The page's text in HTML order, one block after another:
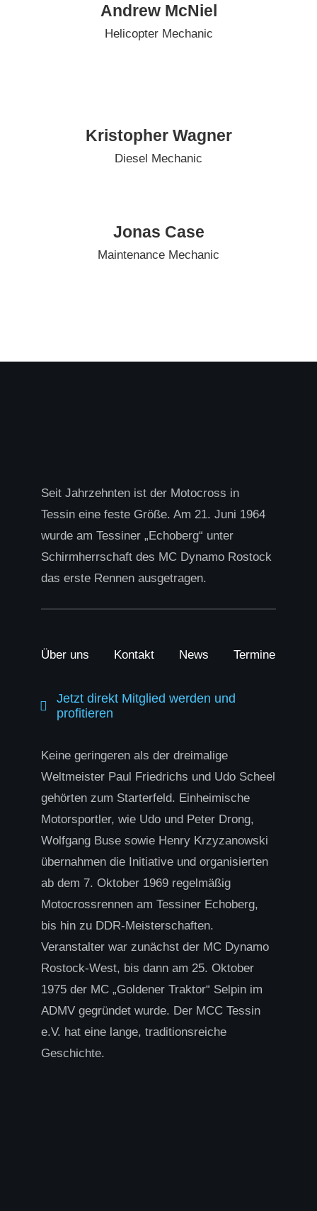
Andrew McNiel
Helicopter Mechanic
Kristopher Wagner
Diesel Mechanic
Jonas Case
Maintenance Mechanic
Seit Jahrzehnten ist der Motocross in
Tessin eine feste Größe. Am 21. Juni 1964
wurde am Tessiner „Echoberg“ unter
Schirmherrschaft des MC Dynamo Rostock
das erste Rennen ausgetragen.
Über uns Kontakt News Termine
Jetzt direkt Mitglied werden und
profitieren
Keine geringeren als der dreimalige
Weltmeister Paul Friedrichs und Udo Scheel
gehörten zum Starterfeld. Einheimische
Motorsportler, wie Udo und Peter Drong,
Wolfgang Buse sowie Henry Krzyzanowski
übernahmen die Initiative und organisierten
ab dem 7. Oktober 1969 regelmäßig
Motocrossrennen am Tessiner Echoberg,
bis hin zu DDR-Meisterschaften.
Veranstalter war zunächst der MC Dynamo
Rostock-West, bis dann am 25. Oktober
1975 der MC „Goldener Traktor“ Selpin im
ADMV gegründet wurde. Der MCC Tessin
e.V. hat eine lange, traditionsreiche
Geschichte.